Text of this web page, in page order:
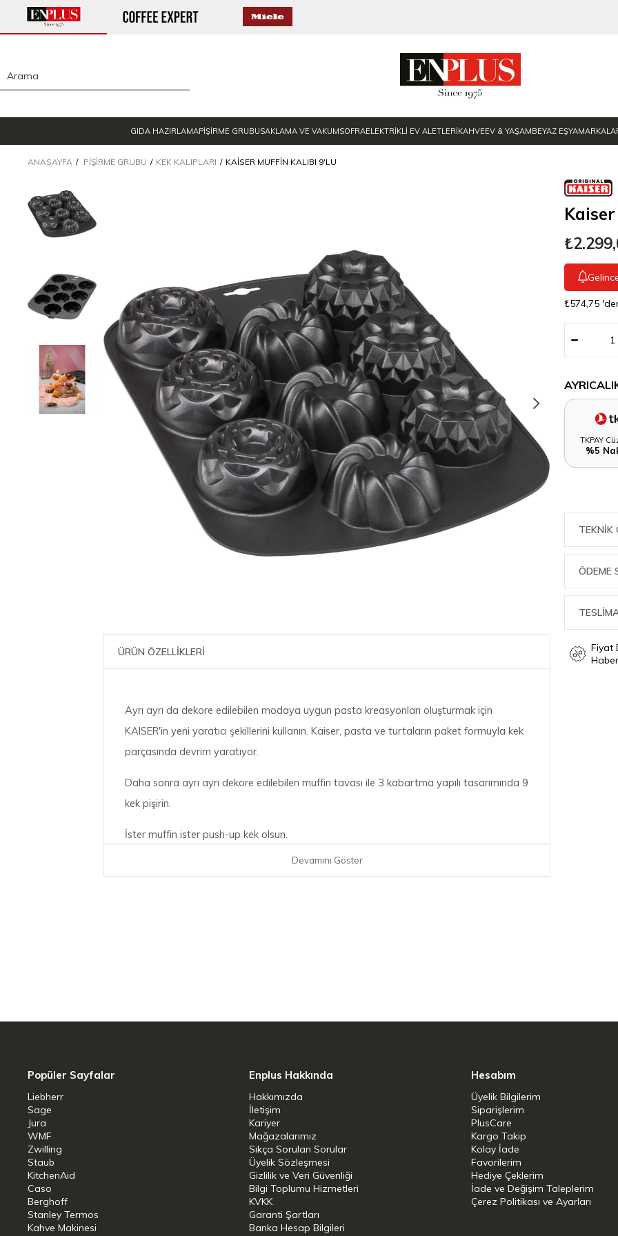
GIDA HAZIRLAMAPİŞİRME GRUBUSAKLAMA VE VAKUMSOFRAELEKTRİKLİ EV ALETLERİKAHVEEV & YAŞAMBEYAZ EŞYA
ANASAYFA PIŞIRME GRUBU KEK KALIPLARI KAISER MUFFIN KALIBI 9'LU
ÜRÜN ÖZELLİKLERİ
Ayrı ayrı da dekore edilebilen modaya uygun pasta kreasyonları oluşturmak için
KAISER'in yeni yaratıcı şekillerini kullanın. Kaiser, pasta ve turtaların paket formuyla kek
parçasında devrim yaratıyor.
Daha sonra ayrı ayrı dekore edilebilen muffin tavası ile 3 kabartma yapılı tasarımında 9
kek pişirin.
İster muffin ister push-up kek olsun.
KAISER Creativ koleksiyonu en yeni pişirme fikirleri için yaratıcı bir ürün yelpazesi sunar.
yapılmış sekiz santimetre büyüklüğünde, sağlam bir CroRing kesici içerir.
Devamını Göster
₺574,75
TKPAY
%5
TEKNIK
ÖDEME
Fiyat
Popüler Sayfalar
Liebherr
Sage
Jura
WMF
Zwilling
Staub
KitchenAid
Caso
Berghoff
Stanley Termos
Kahve Makinesi
Enplus Hakkında
Hakkımızda
İletişim
Kariyer
Mağazalarımız
Sıkça Sorulan Sorular
Üyelik Sözleşmesi
Gizlilik ve Veri Güvenliği
Bilgi Toplumu Hizmetleri
KVKK
Garanti Şartları
Banka Hesap Bilgileri
Hesabım
Üyelik Bilgilerim
Siparişlerim
PlusCare
Kargo Takip
Kolay İade
Favorilerim
Hediye Çeklerim
İade ve Değişim Taleplerim
Çerez Politikası ve Ayarları